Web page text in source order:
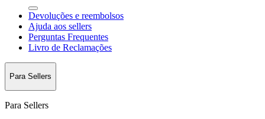
Devoluções e reembolsos
Ajuda aos sellers
Perguntas Frequentes
Livro de Reclamações
Para Sellers
Para Sellers